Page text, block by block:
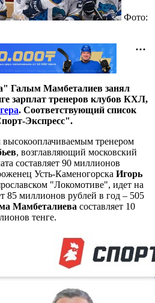
Фото:
Галым Мамбеталиев занял
зарплат тренеров клубов КХЛ,
. Соответствующий список
Экспресс".
тренером
, возглавляющий московский
составляет 90 миллионов
Усть-Каменогорска Игорь
"Локомотиве", идет на
85 миллионов рублей в год – 505
Мамбеталиева составляет 10
тенге.